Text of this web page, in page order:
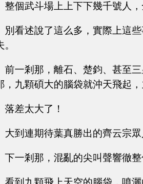
整個武斗場上上下下幾千號人
別看述說了這么多，實際上這
前一剎那，離石、楚鈞、甚至
，九顆碩大的腦袋就沖天飛起
落差太大了！
大到連期待葉真勝出的齊云宗
下一剎那，混亂的尖叫聲響徹